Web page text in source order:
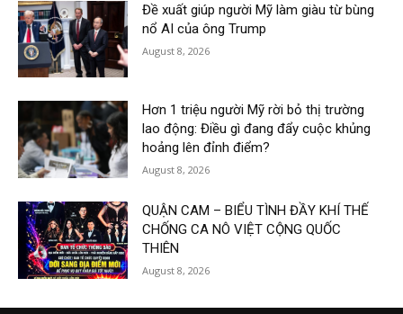
Đề xuất giúp người Mỹ làm giàu từ bùng
nổ AI của ông Trump
August 8, 2026
Hơn 1 triệu người Mỹ rời bỏ thị trường
lao động: Điều gì đang đẩy cuộc khủng
hoảng lên đỉnh điểm?
August 8, 2026
QUẬN CAM – BIỂU TÌNH ĐẦY KHÍ THẾ
CHỐNG CA NÔ VIỆT CỘNG QUỐC
THIÊN
August 8, 2026